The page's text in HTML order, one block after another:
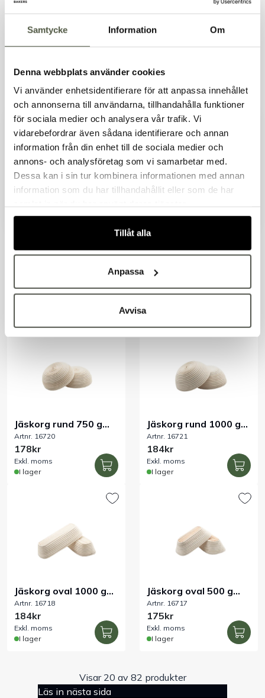
Samtycke Information Om
Denna webbplats använder cookies
Vi använder enhetsidentifierare för att anpassa innehållet
och annonserna till användarna, tillhandahålla funktioner
för sociala medier och analysera vår trafik. Vi
vidarebefordrar även sådana identifierare och annan
information från din enhet till de sociala medier och
annons- och analysföretag som vi samarbetar med.
Dessa kan i sin tur kombinera informationen med annan
information som du har tillhandahållit eller som de har
Tillåt alla
Anpassa
Avvisa
Jäskorg med pelare
750 g Ø300x90 mm
Artnr. 16725
664kr
I lager
Jäskorg baguette 600
g 500x90x65 mm
Artnr. 16724
213kr
I lager
Jäskorg oval 2000 g
Exkl. moms
Jäskorg oval 2000 g
360x200x90 mm
Artnr. 16722
Exkl. moms
Jäskorg rund 750 g
Ø200x80 mm
Artnr. 16720
178kr
Exkl. moms
I lager
Jäskorg rund 1000 g
Ø220x90 mm
Artnr. 16721
184kr
Exkl. moms
I lager
Jäskorg oval 1000 g
320x130x75 mm
Artnr. 16718
184kr
Exkl. moms
I lager
Jäskorg oval 500 g
240x130x75 mm
Artnr. 16717
175kr
Exkl. moms
I lager
Visar 20 av 82 produkter
Läs in nästa sida
Välkommen till Bakers!
Handlar du som företag eller privatperson?
Fortsätt som privatperson